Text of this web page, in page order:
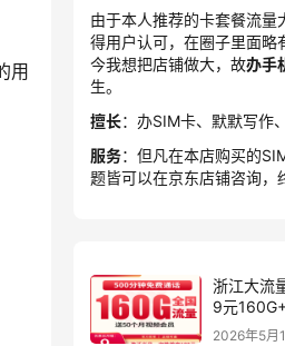
用
由于本人推荐的卡套餐流量
得用户认可，在圈子里面略
今我想把店铺做大，故办手
生。
擅长：办SIM卡、默默写作
服务：但凡在本店购买的
题皆可以在京东店铺咨询，
浙江大流
9元
星屿卡
2026年5月